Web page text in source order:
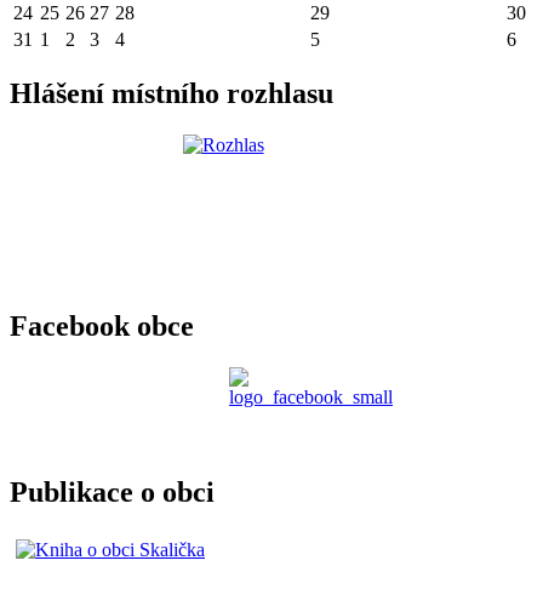
24 25 26 27 28 29
30
31 1 2 3 4 5 6
Hlášení místního rozhlasu
Facebook obce
Publikace o obci